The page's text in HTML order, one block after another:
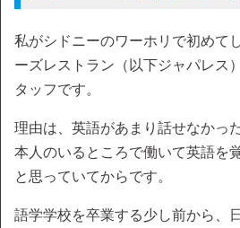
私がシドニーのワーホリで初めて
ーズレストラン（以下ジャパレス
タッフです。
理由は、英語があまり話せなかっ
本人のいるところで働いて英語を
と思っていてからです。
語学学校を卒業する少し前から、